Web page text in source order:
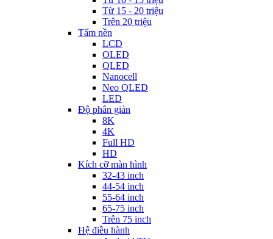
Từ 15 - 20 triệu
Trên 20 triệu
Tấm nền
LCD
OLED
QLED
Nanocell
Neo QLED
LED
Độ phân giản
8K
4K
Full HD
HD
Kích cỡ màn hình
32-43 inch
44-54 inch
55-64 inch
65-75 inch
Trên 75 inch
Hệ điều hành